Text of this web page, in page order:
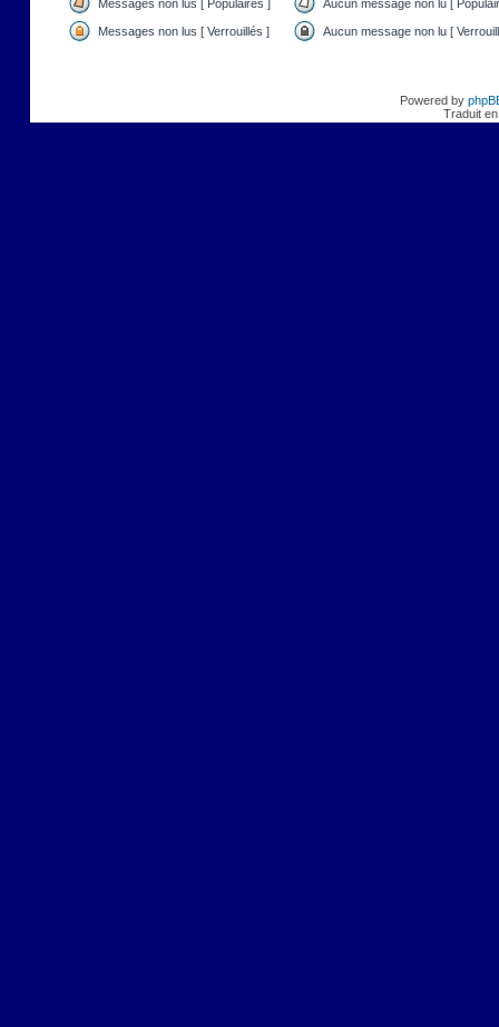
Messages non lus [ Populaires ] Aucun message non lu [
Messages non lus [ Verrouillés ] Aucun message non lu [
Powered by
Traduit